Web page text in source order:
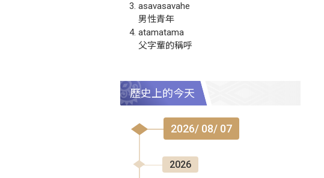
asavasavahe
男性青年
atamatama
父字輩的稱呼
歷史上的今天
2026/ 08/ 07
2026